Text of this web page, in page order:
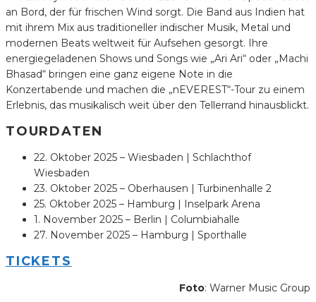
an Bord, der für frischen Wind sorgt. Die Band aus Indien hat
mit ihrem Mix aus traditioneller indischer Musik, Metal und
modernen Beats weltweit für Aufsehen gesorgt. Ihre
energiegeladenen Shows und Songs wie „Ari Ari“ oder „Machi
Bhasad“ bringen eine ganz eigene Note in die
Konzertabende und machen die „nEVEREST“-Tour zu einem
Erlebnis, das musikalisch weit über den Tellerrand hinausblickt.
TOURDATEN
22. Oktober 2025 – Wiesbaden | Schlachthof
Wiesbaden
23. Oktober 2025 – Oberhausen | Turbinenhalle 2
25. Oktober 2025 – Hamburg | Inselpark Arena
1. November 2025 – Berlin | Columbiahalle
27. November 2025 – Hamburg | Sporthalle
TICKETS
Foto: Warner Music Group